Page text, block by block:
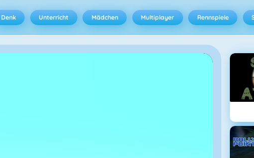
Denk Unterricht Mädchen Multiplayer Rennspiele